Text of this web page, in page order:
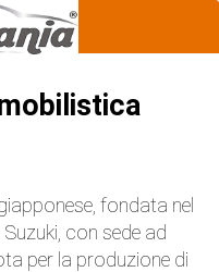
fondata nel
con sede ad
per la produzione di